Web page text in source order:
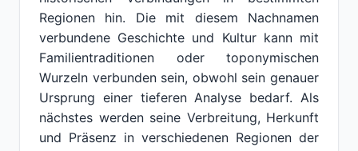
Regionen hin. Die mit diesem Nachnamen
verbundene Geschichte und Kultur kann mit
Familientraditionen oder toponymischen
Wurzeln verbunden sein, obwohl sein genauer
Ursprung einer tieferen Analyse bedarf. Als
nächstes werden seine Verbreitung, Herkunft
und Präsenz in verschiedenen Regionen der